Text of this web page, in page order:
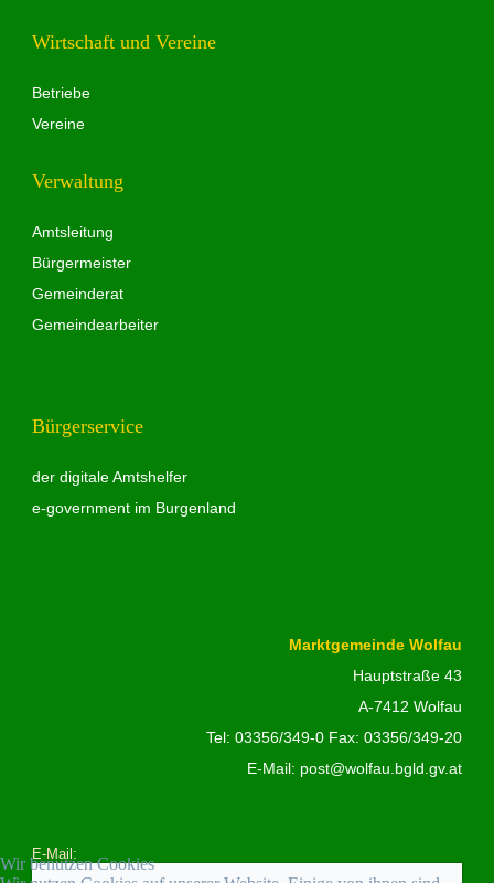
Wirtschaft und Vereine
Betriebe
Vereine
Verwaltung
Amtsleitung
Bürgermeister
Gemeinderat
Gemeindearbeiter
Bürgerservice
der digitale Amtshelfer
e-government im Burgenland
Marktgemeinde Wolfau
Hauptstraße 43
A-7412 Wolfau
Tel:03356/349-0 Fax: 03356/349-20
E-Mail: post@wolfau.bgld.gv.at
E-Mail:
Wir benutzen Cookies